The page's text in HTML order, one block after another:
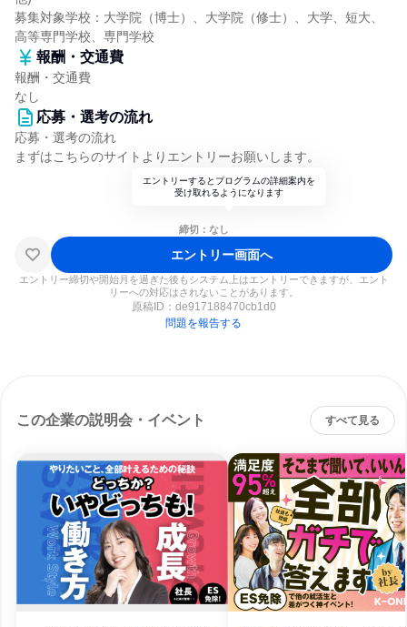
募集対象学校：大学院（博士）、大学院（修士）、大学、短大、
高等専門学校、専門学校
報酬・交通費
報酬・交通費
なし
応募・選考の流れ
応募・選考の流れ
まずはこちらのサイトよりエントリーお願いします。
エントリーするとプログラムの詳細案内を
受け取れるようになります
締切：なし
エントリー画面へ
エントリー締切や開始月を過ぎた後もシステム上はエントリーできますが、エント
リーへの対応はされないことがあります。
原稿ID： de917188470cb1d0
問題を報告する
この企業の説明会・イベント すべて見る